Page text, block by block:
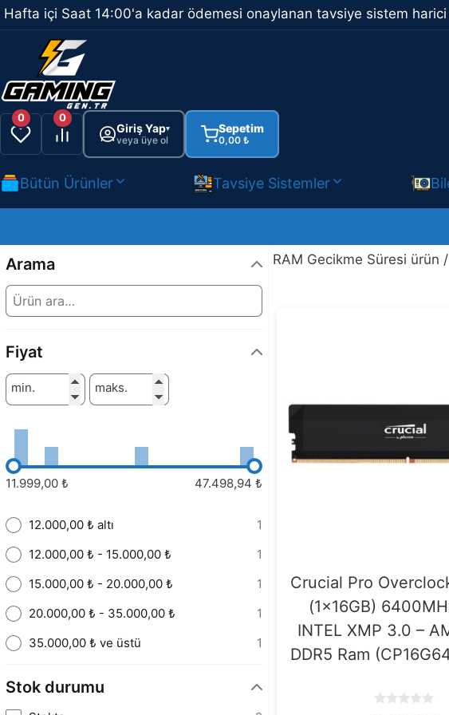
İçeriğe
atla
Hafta içi Saat 14:00'a kadar ödemesi onaylanan tavsiye sistem
0 0
Giriş Yap▾
veya üye ol
Sepetim
0,00 ₺
Bütün Ürünler Tavsiye Sistemler
RAM Gecikme Süresi ürün
Crucial Pro
(1x16GB)
INTEL XMP 3.0 –
DDR5 Ram
Arama
Fiyat
min. maks.
11.999,00 ₺ 47.498,94 ₺
12.000,00 ₺ altı
1
12.000,00 ₺ - 15.000,00 ₺
1
15.000,00 ₺ - 20.000,00 ₺
1
20.000,00 ₺ - 35.000,00 ₺
1
35.000,00 ₺ ve üstü
1
Stok durumu